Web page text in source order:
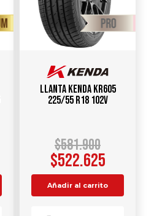
Llanta KENDA KR605
225/55 R18 102V
$581.900
$522.625
Añadir al carrito